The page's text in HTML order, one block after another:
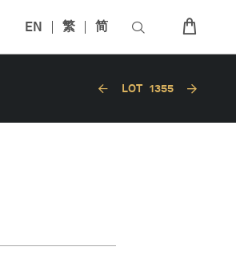
EN 繁 简
LOT 1355